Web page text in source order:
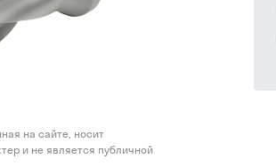
на сайте, носит
и не является публичной